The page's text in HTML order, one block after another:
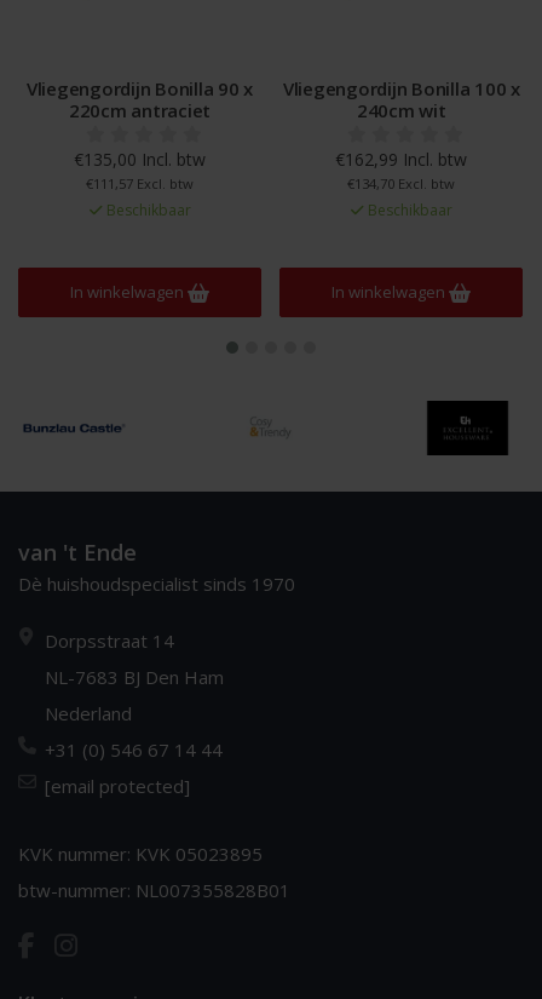
Vliegengordijn Bonilla 90 x
220cm antraciet
€135,00 Incl. btw
€111,57 Excl. btw
Beschikbaar
In winkelwagen
Vliegengordijn Bonilla 100 x
240cm wit
€162,99 Incl. btw
€134,70 Excl. btw
Beschikbaar
In winkelwagen
van 't Ende
Dè huishoudspecialist sinds 1970
Dorpsstraat 14
NL-7683 BJ Den Ham
Nederland
+31 (0) 546 67 14 44
[email protected]
KVK nummer: KVK 05023895
btw-nummer: NL007355828B01